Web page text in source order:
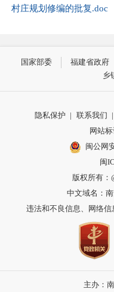
村庄规划修编的批复.doc
国家部委 福建省政府
乡
隐私保护 | 联系我们 |
网站
闽公网
闽
版权所有：
中文域名：
违法和不良信息、网络信
主办：